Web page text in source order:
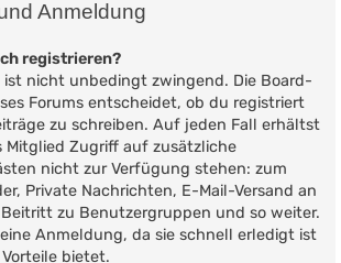
Anmeldung
registrieren?
ist nicht unbedingt zwingend. Die Board-
Forums entscheidet, ob du registriert
zu schreiben. Auf jeden Fall erhältst
Mitglied Zugriff auf zusätzliche
nicht zur Verfügung stehen: zum
Private Nachrichten, E-Mail-Versand an
zu Benutzergruppen und so weiter.
Anmeldung, da sie schnell erledigt ist
bietet.